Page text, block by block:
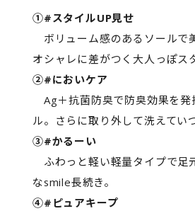
①#スタイルUP見せ
ボリューム感のあるソールで
オシャレに差がつく大人っぽス
②#においケア
Ag＋抗菌防臭で防臭効果を発
ル。さらに取り外して洗えてい
③#かるーい
ふわっと軽い軽量タイプで足
なsmile長続き。
④#ピュアキープ